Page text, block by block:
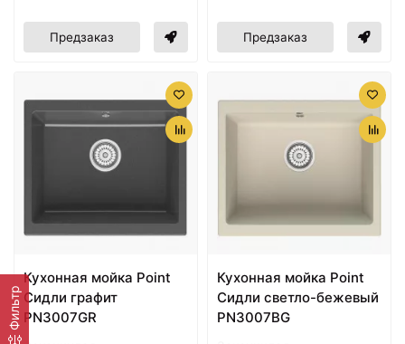
Фильтр
Предзаказ Предзаказ
Кухонная мойка Point
Сидли графит
PN3007GR
Кухонная мойка Point
Сидли светло-бежевый
PN3007BG